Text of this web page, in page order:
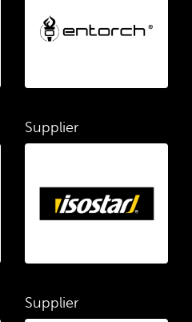
Supplier
Supplier